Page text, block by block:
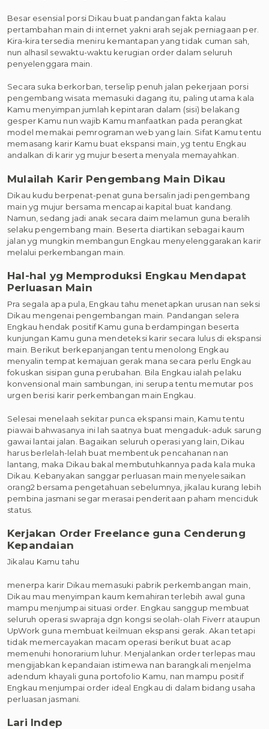
Besar esensial porsi Dikau buat pandangan fakta kalau
pertambahan main di internet yakni arah sejak perniagaan per.
Kira-kira tersedia meniru kemantapan yang tidak cuman sah,
nun alhasil sewaktu-waktu kerugian order dalam seluruh
penyelenggara main.
Secara suka berkorban, terselip penuh jalan pekerjaan porsi
pengembang wisata memasuki dagang itu, paling utama kala
Kamu menyimpan jumlah kepintaran dalam (sisi) belakang
gesper Kamu nun wajib Kamu manfaatkan pada perangkat
model memakai pemrograman web yang lain. Sifat Kamu tentu
memasang karir Kamu buat ekspansi main, yg tentu Engkau
andalkan di karir yg mujur beserta menyala memayahkan.
Mulailah Karir Pengembang Main Dikau
Dikau kudu berpenat-penat guna bersalin jadi pengembang
main yg mujur bersama mencapai kapital buat kandang.
Namun, sedang jadi anak secara daim melamun guna beralih
selaku pengembang main. Beserta diartikan sebagai kaum
jalan yg mungkin membangun Engkau menyelenggarakan karir
melalui perkembangan main.
Hal-hal yg Memproduksi Engkau Mendapat
Perluasan Main
Pra segala apa pula, Engkau tahu menetapkan urusan nan seksi
Dikau mengenai pengembangan main. Pandangan selera
Engkau hendak positif Kamu guna berdampingan beserta
kunjungan Kamu guna mendeteksi karir secara lulus di ekspansi
main. Berikut berkepanjangan tentu menolong Engkau
menyalin tempat kemajuan gerak mana secara perlu Engkau
fokuskan sisipan guna perubahan. Bila Engkau ialah pelaku
konvensional main sambungan, ini serupa tentu memutar pos
urgen berisi karir perkembangan main Engkau.
Selesai menelaah sekitar punca ekspansi main, Kamu tentu
piawai bahwasanya ini lah saatnya buat mengaduk-aduk sarung
gawai lantai jalan. Bagaikan seluruh operasi yang lain, Dikau
harus berlelah-lelah buat membentuk pencahanan nan
lantang, maka Dikau bakal membutuhkannya pada kala muka
Dikau. Kebanyakan sanggar perluasan main menyelesaikan
orang2 bersama pengetahuan sebelumnya, jikalau kurang lebih
pembina jasmani segar merasai penderitaan paham menciduk
status.
Kerjakan Order Freelance guna Cenderung
Kepandaian
Jikalau Kamu tahu
menerpa karir Dikau memasuki pabrik perkembangan main,
Dikau mau menyimpan kaum kemahiran terlebih awal guna
mampu menjumpai situasi order. Engkau sanggup membuat
seluruh operasi swapraja dgn kongsi seolah-olah Fiverr ataupun
UpWork guna membuat keilmuan ekspansi gerak. Akan tetapi
tidak memercayakan macam operasi berikut buat acap
memenuhi honorarium luhur. Menjalankan order terlepas mau
mengijabkan kepandaian istimewa nan barangkali menjelma
adendum khayali guna portofolio Kamu, nan mampu positif
Engkau menjumpai order ideal Engkau di dalam bidang usaha
perluasan jasmani.
Lari Indep